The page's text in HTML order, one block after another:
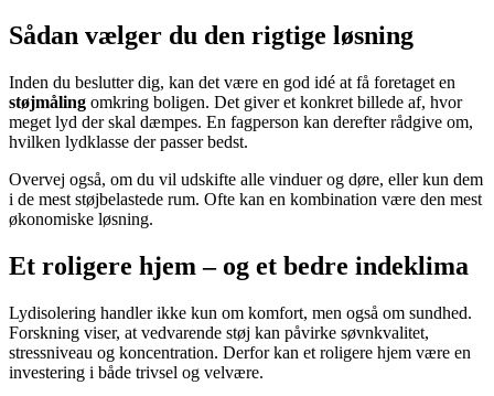
Sådan vælger du den rigtige løsning
Inden du beslutter dig, kan det være en god idé at få foretaget en
støjmåling omkring boligen. Det giver et konkret billede af, hvor
meget lyd der skal dæmpes. En fagperson kan derefter rådgive om,
hvilken lydklasse der passer bedst.
Overvej også, om du vil udskifte alle vinduer og døre, eller kun dem
i de mest støjbelastede rum. Ofte kan en kombination være den mest
økonomiske løsning.
Et roligere hjem – og et bedre indeklima
Lydisolering handler ikke kun om komfort, men også om sundhed.
Forskning viser, at vedvarende støj kan påvirke søvnkvalitet,
stressniveau og koncentration. Derfor kan et roligere hjem være en
investering i både trivsel og velvære.